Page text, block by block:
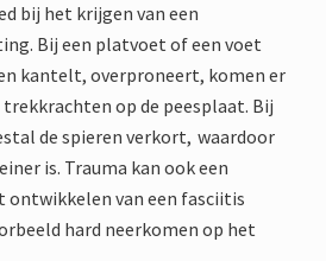
bij het krijgen van een
Bij een platvoet of een voet
kantelt, overproneert, komen er
op de peesplaat. Bij
de spieren verkort, waardoor
is. Trauma kan ook een
ontwikkelen van een fasciitis
hard neerkomen op het